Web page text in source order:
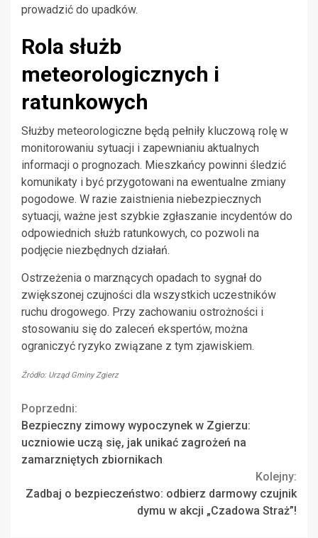
prowadzić do upadków.
Rola służb
meteorologicznych i
ratunkowych
Służby meteorologiczne będą pełniły kluczową rolę w
monitorowaniu sytuacji i zapewnianiu aktualnych
informacji o prognozach. Mieszkańcy powinni śledzić
komunikaty i być przygotowani na ewentualne zmiany
pogodowe. W razie zaistnienia niebezpiecznych
sytuacji, ważne jest szybkie zgłaszanie incydentów do
odpowiednich służb ratunkowych, co pozwoli na
podjęcie niezbędnych działań.
Ostrzeżenia o marznących opadach to sygnał do
zwiększonej czujności dla wszystkich uczestników
ruchu drogowego. Przy zachowaniu ostrożności i
stosowaniu się do zaleceń ekspertów, można
ograniczyć ryzyko związane z tym zjawiskiem.
Źródło: Urząd Gminy Zgierz
Continue
Reading
Poprzedni:
Bezpieczny zimowy wypoczynek w Zgierzu:
uczniowie uczą się, jak unikać zagrożeń na
zamarzniętych zbiornikach
Kolejny:
Zadbaj o bezpieczeństwo: odbierz darmowy czujnik
dymu w akcji „Czadowa Straż”!